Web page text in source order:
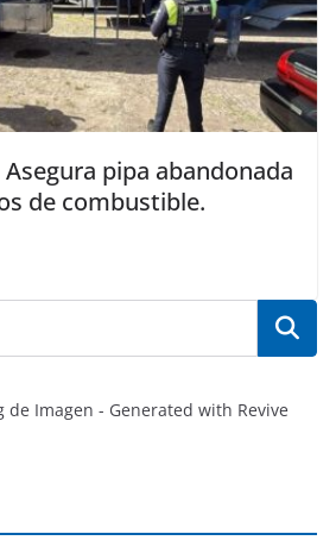
pipa abandonada
de combustible.
de Imagen - Generated with Revive